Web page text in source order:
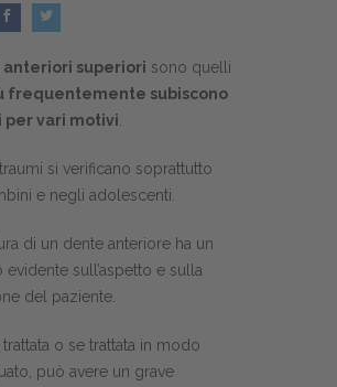
superiori sono quelli
frequentemente subiscono
per vari motivi
si verificano soprattutto
e negli adolescenti.
di un dente anteriore ha un
evidente sull’aspetto e sulla
del paziente.
trattata o se trattata in modo
può avere un grave